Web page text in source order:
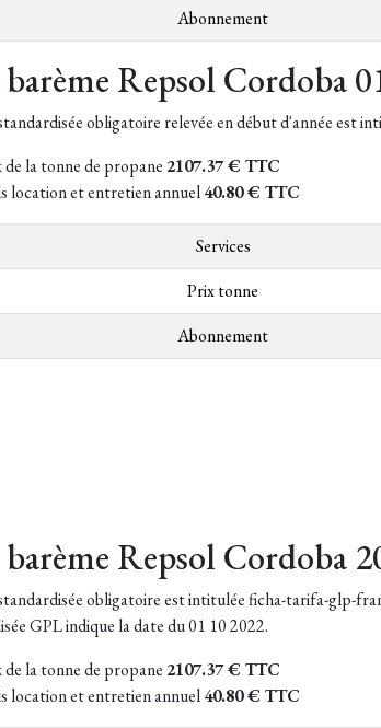
Abonnement
Repsol Cordoba
obligatoire relevée en début d'année est
de la tonne de propane 2107.37 € TTC
location et entretien annuel40.80 € TTC
Services
Prix tonne
Abonnement
Repsol Cordoba
obligatoire est intitulée ficha-tarifa-glp-
GPL indique la date du 01 10 2022.
de la tonne de propane 2107.37 € TTC
location et entretien annuel40.80 € TTC